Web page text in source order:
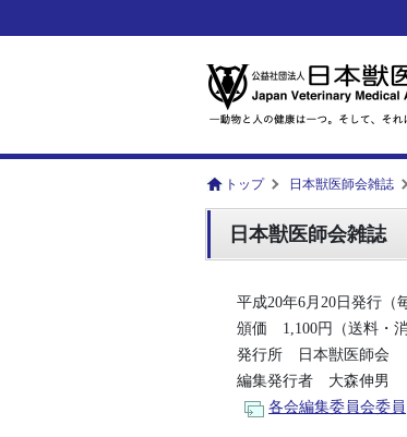
トップ 日本獣医師会雑誌
日本獣医師会雑誌
平成20年6月20日発行（
頒価 1,100円（送料・消
発行所 日本獣医師会
編集発行者 大森伸男
各会編集委員会委員